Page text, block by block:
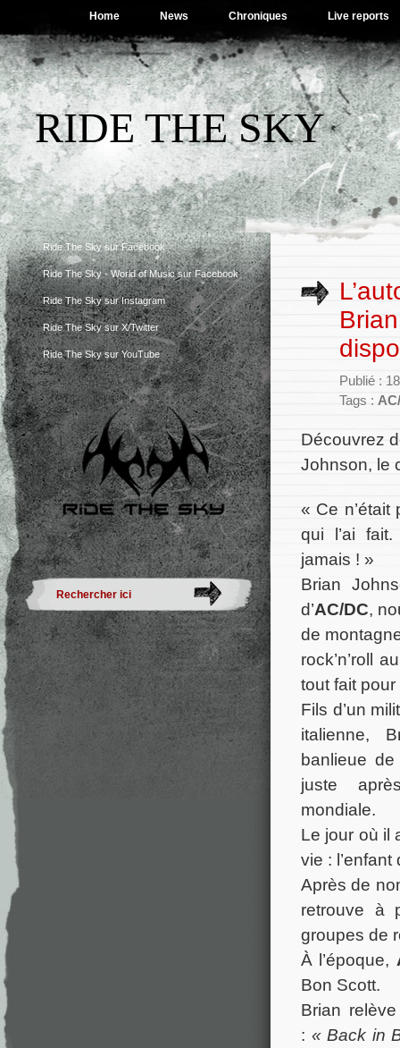
Home News Chroniques Live reports
RIDE THE SKY
Ride The Sky sur Facebook
Ride The Sky - World of Music sur Facebook
Ride The Sky sur Instagram
Ride The Sky sur X/Twitter
Ride The Sky sur YouTube
Publié :
Tags :
Découvrez
Johnson, le
« Ce n’était
qui l’ai
jamais ! »
Brian
d’AC/DC,
de
rock’n’roll
tout fait
Fils d’un
italienne,
banlieue
juste
mondiale.
Le jour où il
vie :
Après de
retrouve à
groupes de
À l’époque,
Bon Scott.
Brian
: « Back in